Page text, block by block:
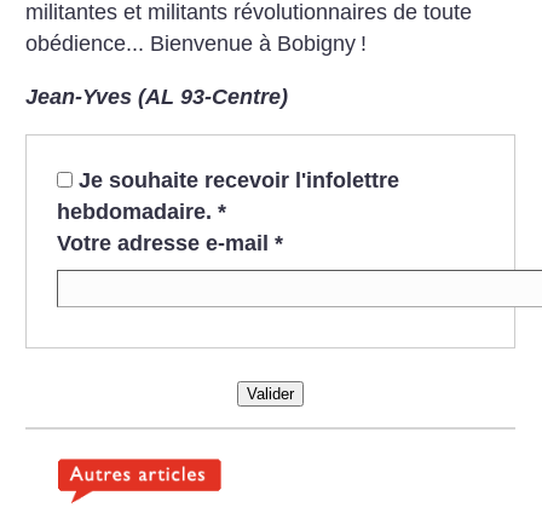
militantes et militants révolutionnaires de toute
obédience... Bienvenue à Bobigny !
Jean-Yves (AL 93-Centre)
Je souhaite recevoir l'infolettre
hebdomadaire. *
Votre adresse e-mail *
Valider